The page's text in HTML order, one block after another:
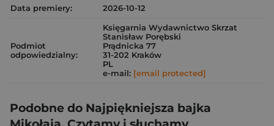
Data premiery:
2026-10-12
Podmiot
odpowiedzialny:
Księgarnia Wydawnictwo Skrzat
Stanisław Porębski
Prądnicka 77
31-202 Kraków
PL
e-mail: [email protected]
Podobne do Najpiękniejsza bajka